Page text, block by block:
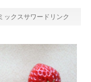
ックスサワードリンク